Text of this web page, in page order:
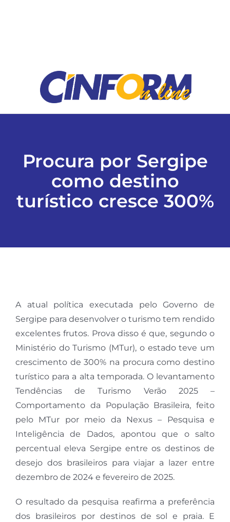
Classificados
FALE CONOSCO
EDIÇÕES EM PDF
Procura por Sergipe
como destino
turístico cresce 300%
A atual política executada pelo Governo de
Sergipe para desenvolver o turismo tem rendido
excelentes frutos. Prova disso é que, segundo o
Ministério do Turismo (MTur), o estado teve um
crescimento de 300% na procura como destino
turístico para a alta temporada. O levantamento
Tendências de Turismo Verão 2025 –
Comportamento da População Brasileira, feito
pelo MTur por meio da Nexus – Pesquisa e
Inteligência de Dados, apontou que o salto
percentual eleva Sergipe entre os destinos de
desejo dos brasileiros para viajar a lazer entre
dezembro de 2024 e fevereiro de 2025.
O resultado da pesquisa reafirma a preferência
dos brasileiros por destinos de sol e praia. E